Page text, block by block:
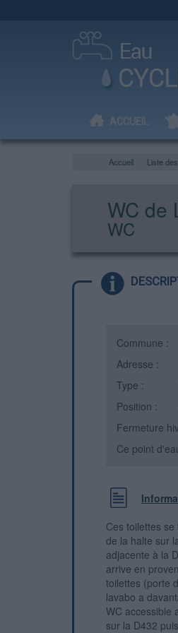
ACCUEIL
Accueil Liste
WC de
WC
Commune :
Adresse :
Type :
Position :
Fermeture
Ce point
Ces toilettes
de la halte sur
adjacente à la
arrive en
toilettes (porte
lavabo a
WC accessible
sur la D432